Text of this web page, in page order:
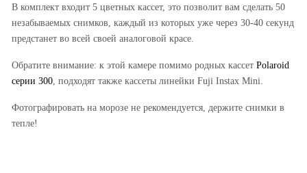
В комплект входит 5 цветных кассет, это позволит вам сделать 50
незабываемых снимков, каждый из которых уже через 30-40 секунд
предстанет во всей своей аналоговой красе.
Обратите внимание: к этой камере помимо родных кассет Polaroid
серии 300, подходят также кассеты линейки Fuji Instax Mini.
Фотографировать на морозе не рекомендуется, держите снимки в
тепле!